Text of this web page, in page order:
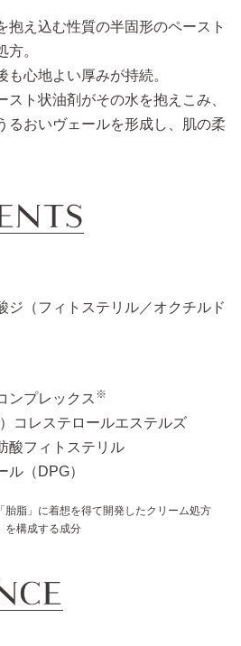
抱え込む性質の半固形のペースト
。
も心地よい厚みが持続。
ト状油剤がその水を抱えこみ、
るおいヴェールを形成し、肌の柔
ジ（フィトステリル／オクチルド
ンプレックス ※
コレステロールエステルズ
酸フィトステリル
ル​（DPG）
胎脂」に着想を得て開発したクリーム処方
を構成する成分